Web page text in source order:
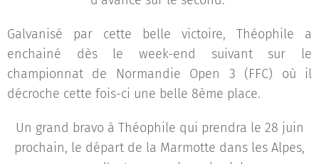
Galvanisé par cette belle victoire, Théophile a
enchainé dès le week-end suivant sur le
championnat de Normandie Open 3 (FFC) où il
décroche cette fois-ci une belle 8ème place.
Un grand bravo à Théophile qui prendra le 28 juin
prochain, le départ de la Marmotte dans les Alpes,